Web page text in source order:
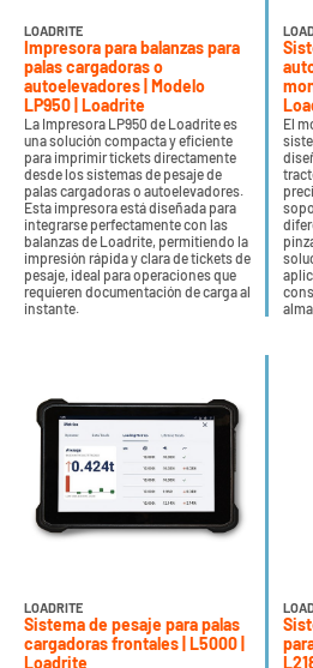
LOADRITE
Impresora para balanzas para
palas cargadoras o
autoelevadores | Modelo
LP950 | Loadrite
La Impresora LP950 de Loadrite es
una solución compacta y eficiente
para imprimir tickets directamente
desde los sistemas de pesaje de
palas cargadoras o autoelevadores.
Esta impresora está diseñada para
integrarse perfectamente con las
balanzas de Loadrite, permitiendo la
impresión rápida y clara de tickets de
pesaje, ideal para operaciones que
requieren documentación de carga al
instante.
El
LOADRITE
Sistema de pesaje para palas
cargadoras frontales | L5000 |
Loadrite